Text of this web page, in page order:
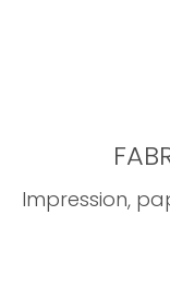
Impression,